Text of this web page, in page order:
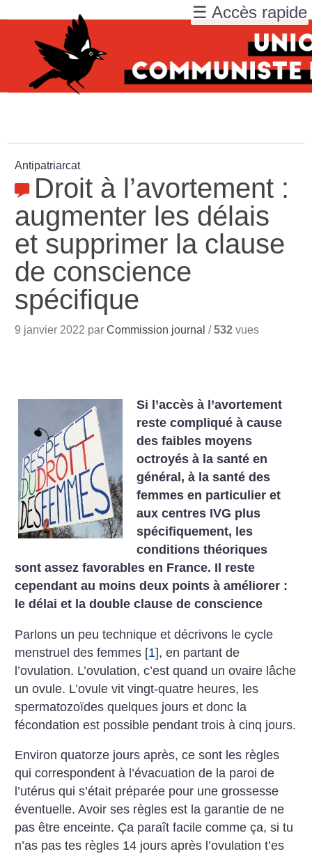
Antipatriarcat
Droit à l’avortement :
augmenter les délais
et supprimer la clause
de conscience
spécifique
9 janvier 2022 parCommission journal /532 vues
Si l’accès à l’avortement
reste compliqué à cause
des faibles moyens
octroyés à la santé en
général, à la santé des
femmes en particulier et
aux centres IVG plus
spécifiquement, les
conditions théoriques
sont assez favorables en France. Il reste
cependant au moins deux points à améliorer :
le délai et la double clause de conscience
Parlons un peu technique et décrivons le cycle
menstruel des femmes [1], en partant de
l’ovulation. L’ovulation, c’est quand un ovaire lâche
un ovule. L’ovule vit vingt-quatre heures, les
spermatozoïdes quelques jours et donc la
fécondation est possible pendant trois à cinq jours.
Environ quatorze jours après, ce sont les règles
qui correspondent à l’évacuation de la paroi de
l’utérus qui s’était préparée pour une grossesse
éventuelle. Avoir ses règles est la garantie de ne
pas être enceinte. Ça paraît facile comme ça, si tu
n’as pas tes règles 14 jours après l’ovulation t’es
☰ Accès rapide